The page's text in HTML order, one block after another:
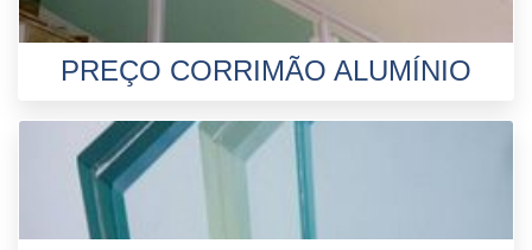
PREÇO CORRIMÃO ALUMÍNIO